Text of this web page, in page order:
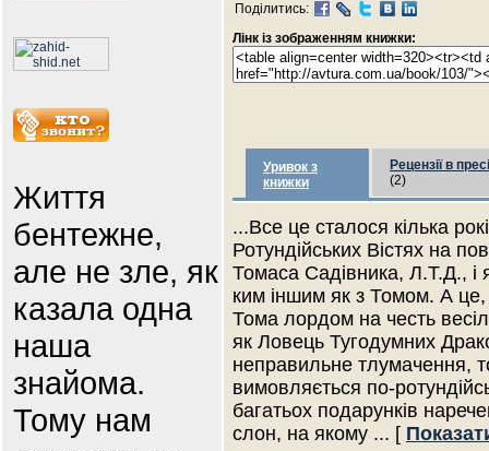
Життя
бентежне,
але не зле, як
казала одна
наша
знайома.
Тому нам
Поділитись:
Лінк із зображенням книжки:
Уривок з
книжки
Рецензії в пресі
(2)
...Все це сталося кілька
Ротундійських Вістях на
Томаса Садівника, Л.Т.Д.,
ким іншим як з Томом. А
Тома лордом на честь
як Ловець Тугодумних
неправильне тлумачення,
вимовляється по-
багатьох подарунків
слон, на якому ... [